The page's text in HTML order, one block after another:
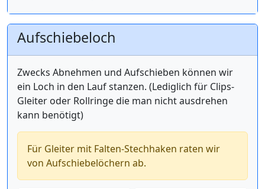
Aufschiebeloch
Zwecks Abnehmen und Aufschieben können wir
ein Loch in den Lauf stanzen. (Lediglich für Clips-
Gleiter oder Rollringe die man nicht ausdrehen
kann benötigt)
Für Gleiter mit Falten-Stechhaken raten wir
von Aufschiebelöchern ab.